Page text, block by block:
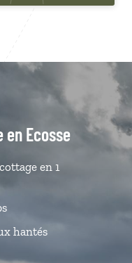
Ecosse
en 1
hantés